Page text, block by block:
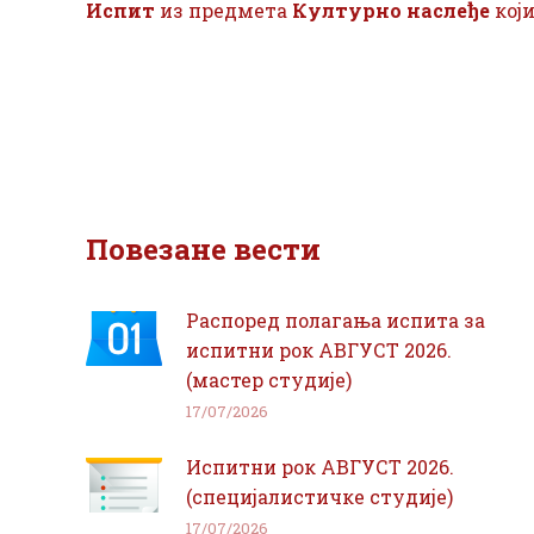
Испит из предмета Културно наслеђе
Повезане вести
Распоред полагања испита за
испитни рок АВГУСТ 2026.
(мастер студије)
17/07/2026
Испитни рок АВГУСТ 2026.
(специјалистичке студије)
17/07/2026